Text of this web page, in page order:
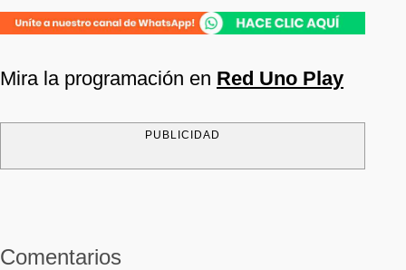
Mira la programación en Red Uno Play
PUBLICIDAD
Comentarios